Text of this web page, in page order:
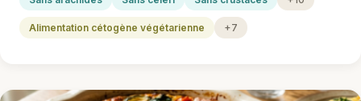
Alimentation cétogène végétarienne +7